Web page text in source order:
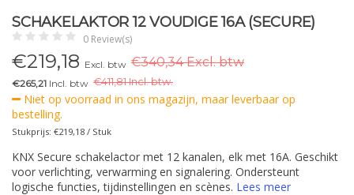
SCHAKELAKTOR 12 VOUDIGE 16A (SECURE)
0 Review(s)
€219,18 Excl. btw €340,34 Excl. btw
€265,21 Incl. btw €411,81 Incl. btw.
Niet op voorraad in ons magazijn, maar leverbaar op
bestelling.
Stukprijs: €219,18 / Stuk
KNX Secure schakelactor met 12 kanalen, elk met 16A. Geschikt
voor verlichting, verwarming en signalering. Ondersteunt
logische functies, tijdinstellingen en scènes. Lees meer